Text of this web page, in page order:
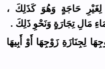
لِغَيْرِ حَاجَةٍ وَهُوَ كَذَلِكَ ،
مَالِ تِجَارَةٍ وَنَحْوِ ذَلِكَ .
لِجِنَازَةِ زَوْجِهَا أَوْ أَبِيهَا